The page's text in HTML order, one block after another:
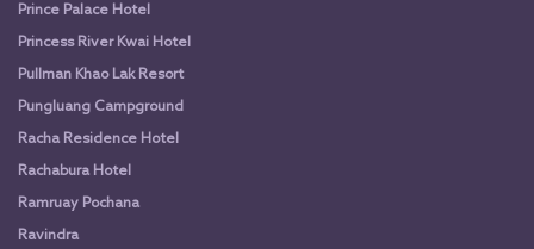
Prince Palace Hotel
Princess River Kwai Hotel
Pullman Khao Lak Resort
Pungluang Campground
Racha Residence Hotel
Rachabura Hotel
Ramruay Pochana
Ravindra